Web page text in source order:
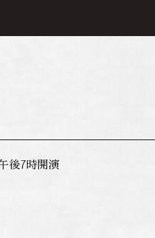
後7時開演